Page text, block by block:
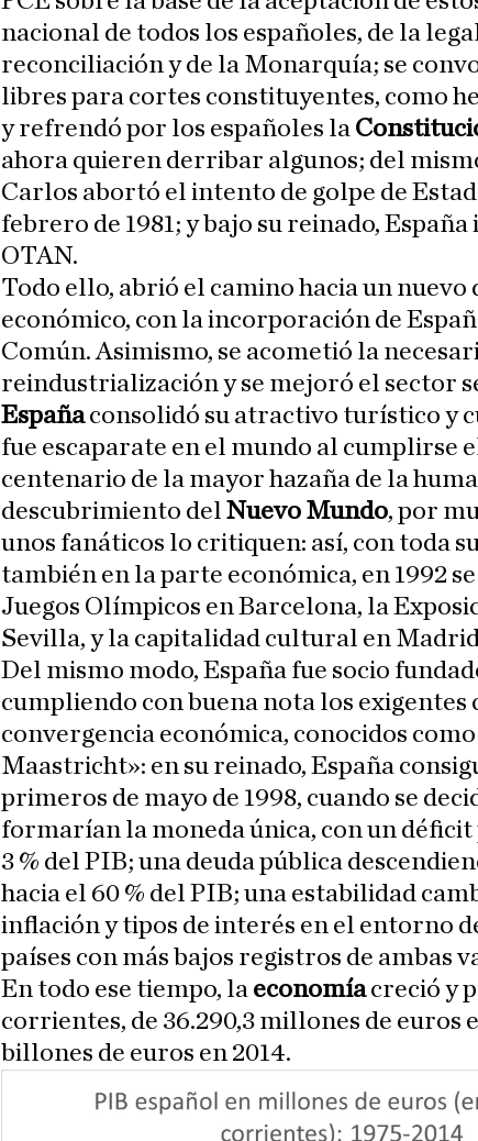
nacional de todos los españoles, de la
reconciliación y de la Monarquía; se
libres para cortes constituyentes, como
y refrendó por los españoles la
ahora quieren derribar algunos; del
Carlos abortó el intento de golpe de
febrero de 1981; y bajo su reinado,
OTAN.
Todo ello, abrió el camino hacia un
económico, con la incorporación de
Común. Asimismo, se acometió la
reindustrialización y se mejoró el sector
Españaconsolidó su atractivo turístico y
fue escaparate en el mundo al cumplirse
centenario de la mayor hazaña de la
descubrimiento del Nuevo Mundo, por
unos fanáticos lo critiquen: así, con toda
también en la parte económica, en 1992
Juegos Olímpicos en Barcelona, la
Sevilla, y la capitalidad cultural en
Del mismo modo, España fue socio
cumpliendo con buena nota los exigentes
convergencia económica, conocidos
Maastricht»: en su reinado, España
primeros de mayo de 1998, cuando se
formarían la moneda única, con un
3 % del PIB; una deuda pública
hacia el 60 % del PIB; una estabilidad
inflación y tipos de interés en el entorno
países con más bajos registros de ambas
En todo ese tiempo, la economíacreció y
corrientes, de 36.290,3 millones de euros
billones de euros en 2014.